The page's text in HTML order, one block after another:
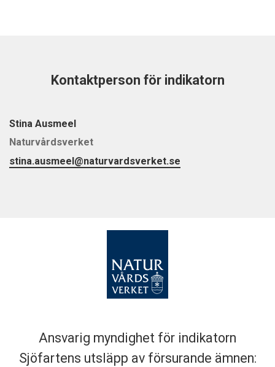
Kontaktperson för indikatorn
Stina Ausmeel
Naturvårdsverket
stina.ausmeel@naturvardsverket.se
Ansvarig myndighet för indikatorn
Sjöfartens utsläpp av försurande ämnen: